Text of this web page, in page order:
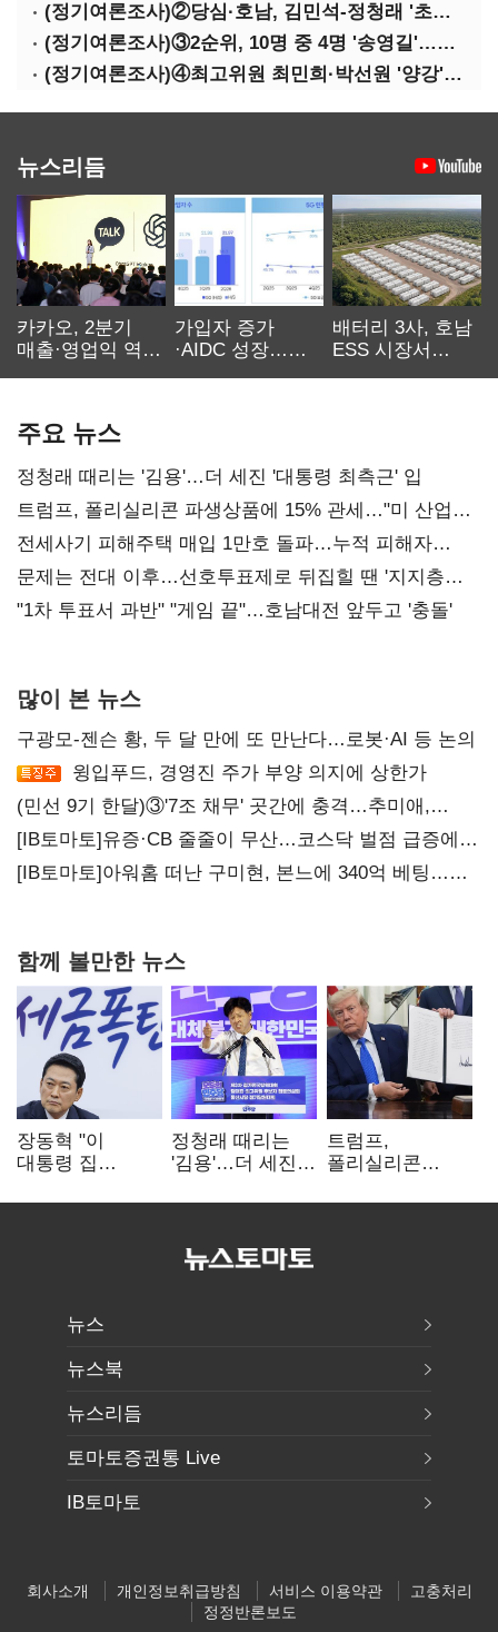
(정기여론조사)②당심·호남, 김민석-정청래 '초접전'
(정기여론조사)③2순위, 10명 중 4명 '송영길'…정청래 '한 자릿수'
(정기여론조사)④최고위원 최민희·박선원 '양강'…서미화·이성윤·임미애 뒤이어
뉴스리듬
카카오, 2분기
매출·영업익 역대
가입자 증가
·AIDC 성장…
배터리 3사, 호남
ESS 시장서
주요 뉴스
정청래 때리는 '김용'…더 세진 '대통령 최측근' 입
트럼프, 폴리실리콘 파생상품에 15% 관세…"미 산업
재건"
전세사기 피해주택 매입 1만호 돌파…누적 피해자
4만278명
문제는 전대 이후…선호투표제로 뒤집힐 땐 '지지층
불복'
"1차 투표서 과반" "게임 끝"…호남대전 앞두고 '충돌'
많이 본 뉴스
구광모-젠슨 황, 두 달 만에 또 만난다…로봇·AI 등 논의
윙입푸드, 경영진 주가 부양 의지에 상한가
(민선 9기 한달)③'7조 채무' 곳간에 충격…추미애,
20년만에 '비상재정' 선언 승부수
[IB토마토]유증·CB 줄줄이 무산…코스닥 벌점 급증에
상폐 압박
[IB토마토]아워홈 떠난 구미현, 본느에 340억 베팅…
함께 볼만한 뉴스
장동혁 "이
대통령 집
폭탄…'내로남불'"
정청래 때리는
'김용'…더 세진
입
트럼프,
폴리실리콘
관세…"미 산업
뉴스
뉴스북
뉴스리듬
토마토증권통 Live
IB토마토
회사소개 개인정보취급방침 서비스 이용약관
고충처리
정정반론보도